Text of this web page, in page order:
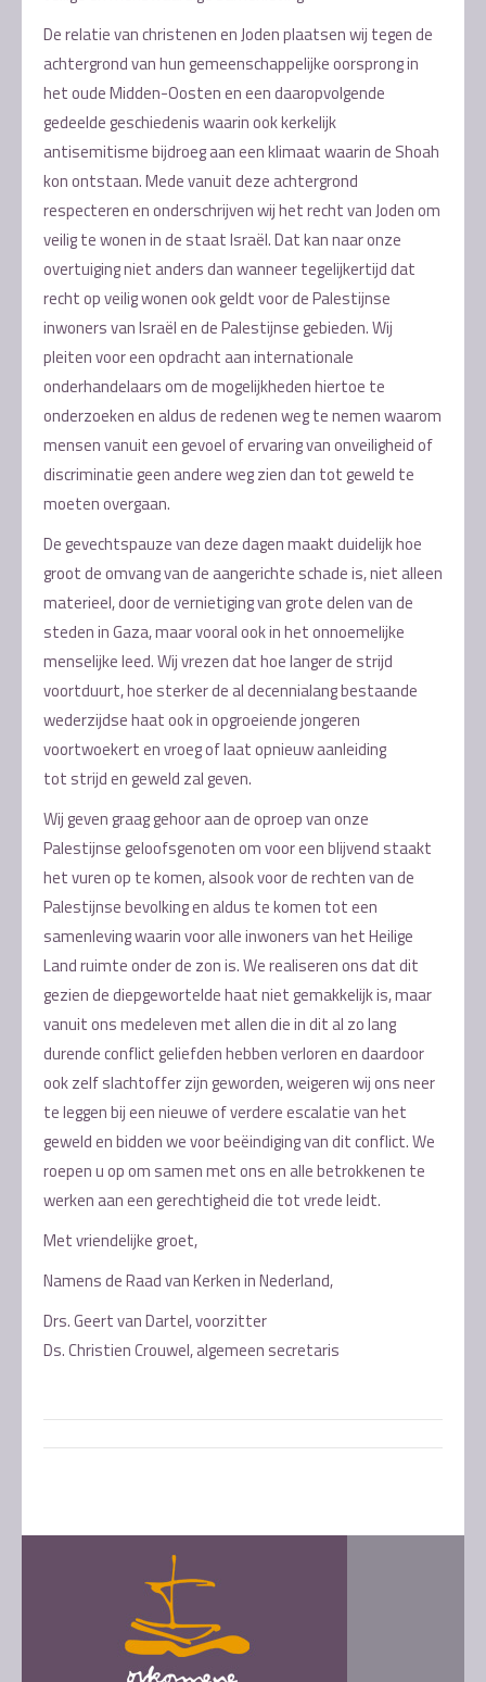
De relatie van christenen en Joden plaatsen wij tegen de
achtergrond van hun gemeenschappelijke oorsprong in
het oude Midden-Oosten en een daaropvolgende
gedeelde geschiedenis waarin ook kerkelijk
antisemitisme bijdroeg aan een klimaat waarin de Shoah
kon ontstaan. Mede vanuit deze achtergrond
respecteren en onderschrijven wij het recht van Joden om
veilig te wonen in de staat Israël. Dat kan naar onze
overtuiging niet anders dan wanneer tegelijkertijd dat
recht op veilig wonen ook geldt voor de Palestijnse
inwoners van Israël en de Palestijnse gebieden. Wij
pleiten voor een opdracht aan internationale
onderhandelaars om de mogelijkheden hiertoe te
onderzoeken en aldus de redenen weg te nemen waarom
mensen vanuit een gevoel of ervaring van onveiligheid of
discriminatie geen andere weg zien dan tot geweld te
moeten overgaan.
De gevechtspauze van deze dagen maakt duidelijk hoe
groot de omvang van de aangerichte schade is, niet alleen
materieel, door de vernietiging van grote delen van de
steden in Gaza, maar vooral ook in het onnoemelijke
menselijke leed. Wij vrezen dat hoe langer de strijd
voortduurt, hoe sterker de al decennialang bestaande
wederzijdse haat ook in opgroeiende jongeren
voortwoekert en vroeg of laat opnieuw aanleiding
tot strijd en geweld zal geven.
Wij geven graag gehoor aan de oproep van onze
Palestijnse geloofsgenoten om voor een blijvend staakt
het vuren op te komen, alsook voor de rechten van de
Palestijnse bevolking en aldus te komen tot een
samenleving waarin voor alle inwoners van het Heilige
Land ruimte onder de zon is. We realiseren ons dat dit
gezien de diepgewortelde haat niet gemakkelijk is, maar
vanuit ons medeleven met allen die in dit al zo lang
durende conflict geliefden hebben verloren en daardoor
ook zelf slachtoffer zijn geworden, weigeren wij ons neer
te leggen bij een nieuwe of verdere escalatie van het
geweld en bidden we voor beëindiging van dit conflict. We
roepen u op om samen met ons en alle betrokkenen te
werken aan een gerechtigheid die tot vrede leidt.
Met vriendelijke groet,
Namens de Raad van Kerken in Nederland,
Drs. Geert van Dartel, voorzitter
Ds. Christien Crouwel, algemeen secretaris
Post